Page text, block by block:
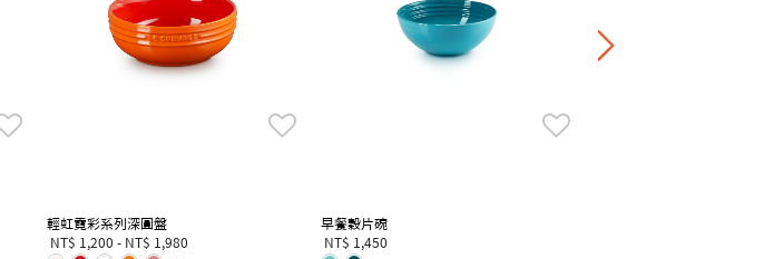
輕虹霓彩系列深圓盤
NT$ 1,200 - NT$ 1,980
早餐穀片碗
NT$ 1,450
滿一件享7折，滿四件享6折